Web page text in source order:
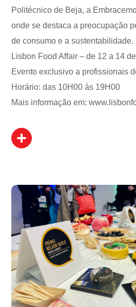
Politécnico de Beja, a
onde se destaca a preocupação
de consumo e a sustentabilidade.
Lisbon Food Affair – de 12 a 14
Evento exclusivo a profissionais
Horário: das 10H00 às 19H00
Mais informação em: